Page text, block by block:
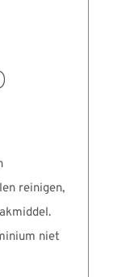
reinigen,
niet